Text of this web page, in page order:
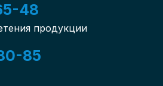
48
продукции
85